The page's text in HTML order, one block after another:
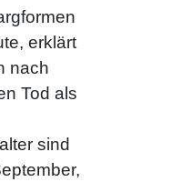
erklärt
nach
Tod als
sind